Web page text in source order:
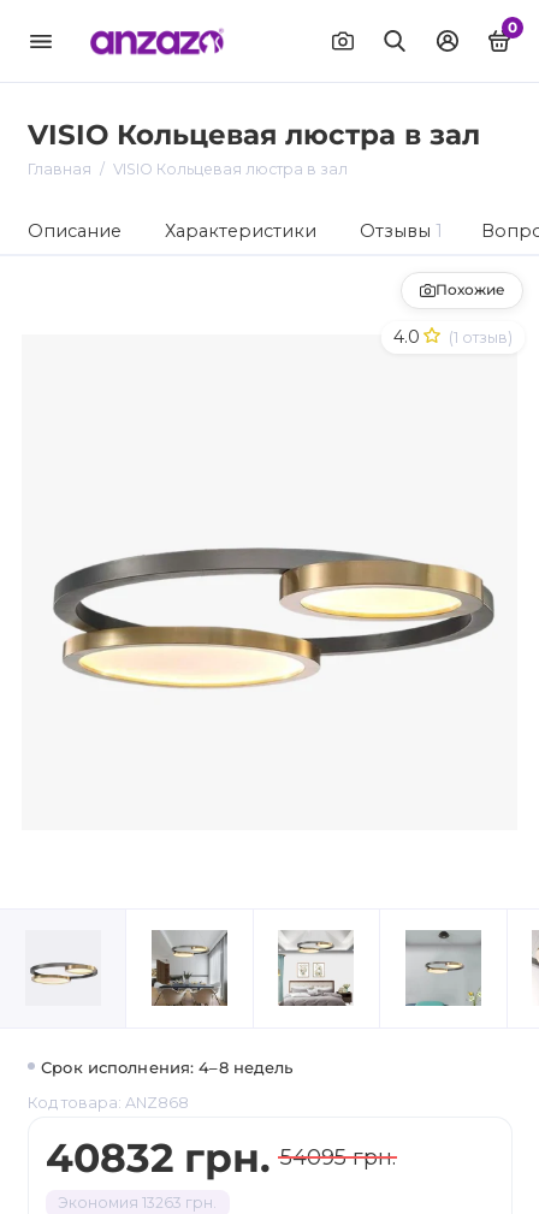
0
VISIO Кольцевая люстра в зал
Главная VISIO Кольцевая люстра в зал
Описание Характеристики Отзывы 1
4.0 (1 отзыв)
Похожие
Срок исполнения: 4–8 недель
Код товара: ANZ868
40832 грн. 54095 грн.
Экономия 13263 грн.